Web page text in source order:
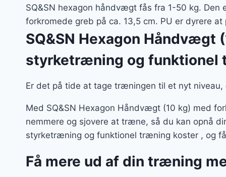
SQ&SN hexagon håndvægt fås fra 1-50 kg.
forkromede greb på ca. 13,5 cm. PU er dyrere
SQ&SN Hexagon
styrketræning og funktionel
Er det på tide at tage træningen til et nyt
Med SQ&SN Hexagon Håndvægt (10 kg) med
nemmere og sjovere at træne, så du kan opnå
styrketræning og funktionel træning koster , og
Få mere ud af din træning